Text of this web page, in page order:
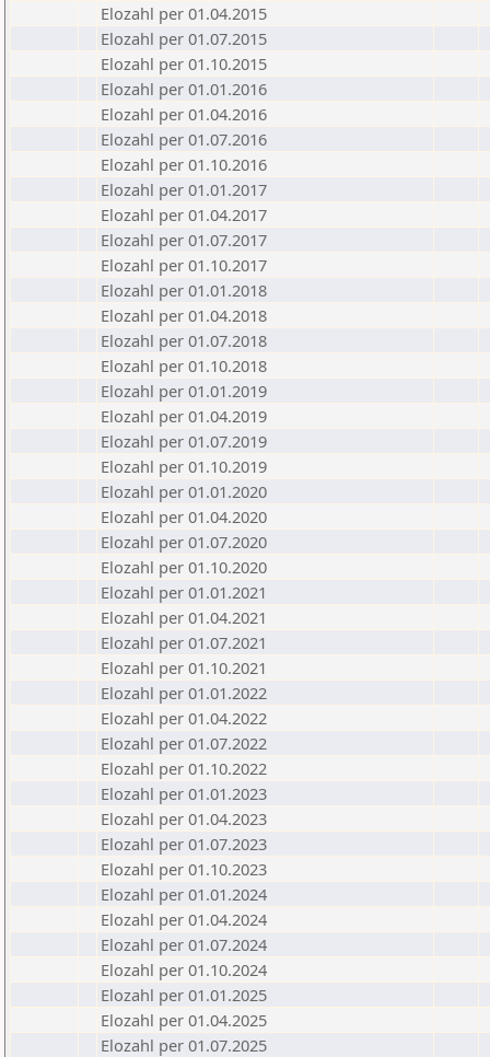
Elozahl per 01.04.2015
Elozahl per 01.07.2015
Elozahl per 01.10.2015
Elozahl per 01.01.2016
Elozahl per 01.04.2016
Elozahl per 01.07.2016
Elozahl per 01.10.2016
Elozahl per 01.01.2017
Elozahl per 01.04.2017
Elozahl per 01.07.2017
Elozahl per 01.10.2017
Elozahl per 01.01.2018
Elozahl per 01.04.2018
Elozahl per 01.07.2018
Elozahl per 01.10.2018
Elozahl per 01.01.2019
Elozahl per 01.04.2019
Elozahl per 01.07.2019
Elozahl per 01.10.2019
Elozahl per 01.01.2020
Elozahl per 01.04.2020
Elozahl per 01.07.2020
Elozahl per 01.10.2020
Elozahl per 01.01.2021
Elozahl per 01.04.2021
Elozahl per 01.07.2021
Elozahl per 01.10.2021
Elozahl per 01.01.2022
Elozahl per 01.04.2022
Elozahl per 01.07.2022
Elozahl per 01.10.2022
Elozahl per 01.01.2023
Elozahl per 01.04.2023
Elozahl per 01.07.2023
Elozahl per 01.10.2023
Elozahl per 01.01.2024
Elozahl per 01.04.2024
Elozahl per 01.07.2024
Elozahl per 01.10.2024
Elozahl per 01.01.2025
Elozahl per 01.04.2025
Elozahl per 01.07.2025